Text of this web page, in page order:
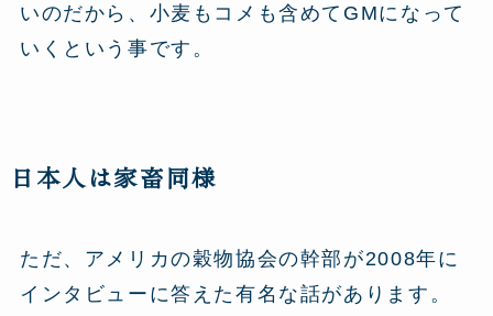
いのだから、小麦もコメも含めてGMになって
いくという事です。
日本人は家畜同様
ただ、アメリカの穀物協会の幹部が2008年に
インタビューに答えた有名な話があります。